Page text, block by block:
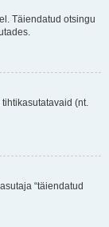
Täiendatud otsingu
(nt.
“täiendatud